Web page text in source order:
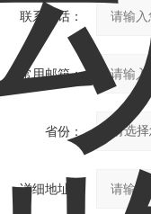
联系电话：
常用邮箱：
省份：
详细地址：